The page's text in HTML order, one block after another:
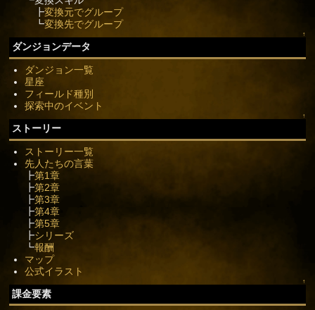
┣変換元でグループ
┗変換先でグループ
↑
ダンジョンデータ
ダンジョン一覧
星座
フィールド種別
探索中のイベント
↑
ストーリー
ストーリー一覧
先人たちの言葉
┣第1章
┣第2章
┣第3章
┣第4章
┣第5章
┣シリーズ
┗報酬
マップ
公式イラスト
↑
課金要素